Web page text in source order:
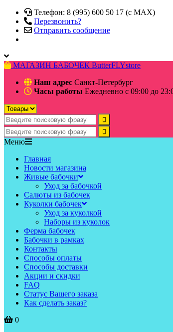
Телефон: 8 (995) 600 50 17 (c MAX)
Перезвонить?
Отправить сообщение
МАГАЗИН БАБОЧЕК ButterFLYstore
Наш адрес Санкт-Петербург
Часы работы Ежедневно с 09:00 до
Меню
Главная
Новости магазина
Живые бабочки
Уход за бабочкой
Салюты из бабочек
Куколки бабочек
Уход за куколкой
Наборы из куколок
Ферма бабочек
Бабочки в рамках
Контакты
Способы оплаты
Способы доставки
Акции и скидки
FAQ
Статус Вашего заказа
Как сделать заказ?
0